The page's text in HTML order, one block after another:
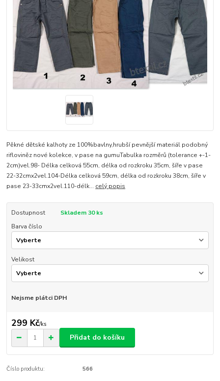
Pěkné dětské kalhoty ze 100%bavlny,hrubší pevnější materiál podobný
rifloviněz nové kolekce, v pase na gumuTabulka rozměrů (tolerance +-1-
2cm)vel.98- Délka celková 55cm, délka od rozkroku 35cm, šíře v pase
22-32cmx2vel.104-Délka celková 59cm, délka od rozkroku 38cm, šíře v
pase 23-33cmx2vel.110-délk... celý popis
Dostupnost
Skladem 30 ks
Barva číslo
Velikost
Nejsme plátci DPH
299 Kč/ks
Přidat do košíku
Číslo produktu: 566